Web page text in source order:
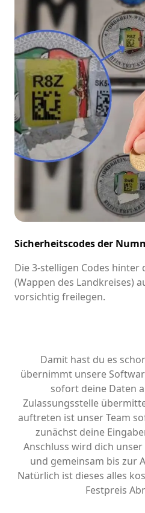
Sicherheitscodes der
Die 3-stelligen Codes hinter
(Wappen des Landkreises)
vorsichtig freilegen.
Damit hast du es
übernimmt unsere
sofort deine Daten
Zulassungsstelle
auftreten ist unser Team
zunächst deine
Anschluss wird dich
und gemeinsam bis zur
Natürlich ist dieses alles
Festpreis